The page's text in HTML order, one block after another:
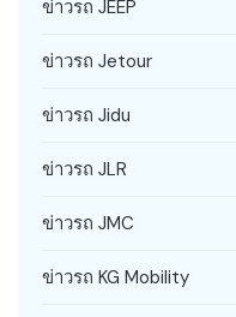
ข่าวรถ JEEP
ข่าวรถ Jetour
ข่าวรถ Jidu
ข่าวรถ JLR
ข่าวรถ JMC
ข่าวรถ KG Mobility